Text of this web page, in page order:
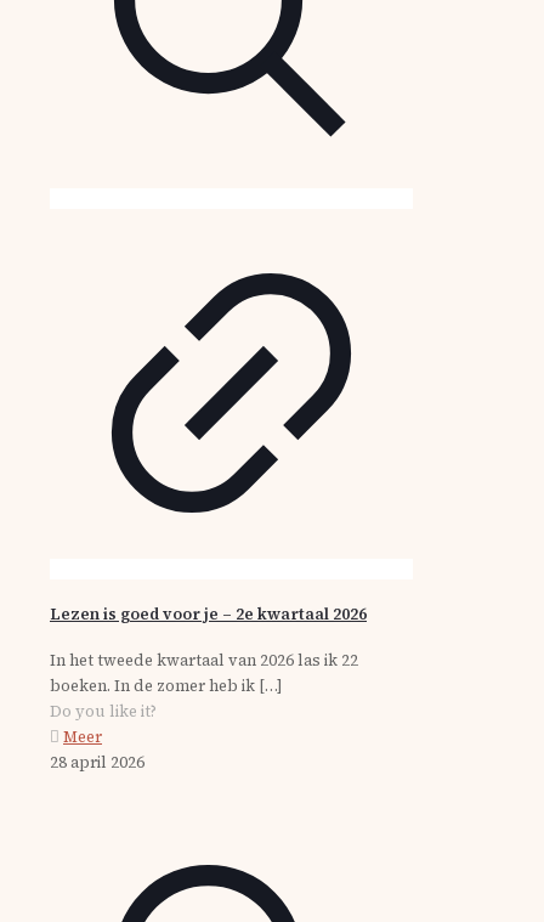
Lezen is goed voor je – 2e kwartaal 2026
In het tweede kwartaal van 2026 las ik 22
boeken. In de zomer heb ik […]
Do you like it?
Meer
28 april 2026